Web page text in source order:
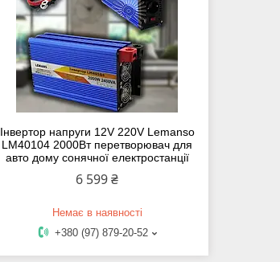
Інвертор напруги 12V 220V Lemanso
LM40104 2000Вт перетворювач для
авто дому сонячної електростанції
6 599 ₴
Немає в наявності
+380 (97) 879-20-52